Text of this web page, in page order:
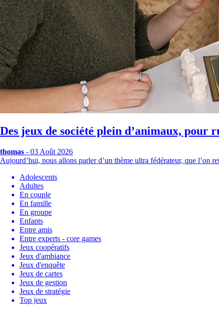
Des jeux de société plein d’animaux, pour
thomas - 03 Août 2026
Aujourd’hui, nous allons parler d’un thème ultra fédérateur, que l’on
Adolescents
Adultes
En couple
En famille
En groupe
Enfants
Entre amis
Entre experts - core games
Jeux coopératifs
Jeux d'ambiance
Jeux d'enquête
Jeux de cartes
Jeux de gestion
Jeux de stratégie
Top jeux